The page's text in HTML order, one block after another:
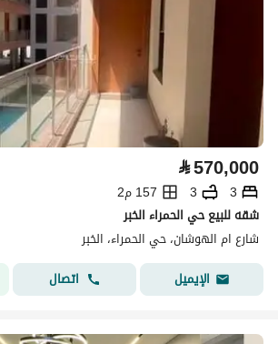
⃁570,000
3
3
157 م2
شقه للبيع حي الحمراء الخبر
شارع ام الهوشان، حي الحمراء، الخبر
الإيميل
اتصال